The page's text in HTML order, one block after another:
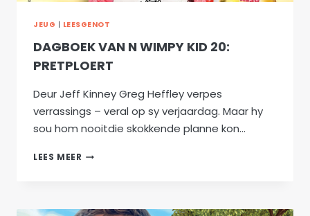
JEUG | LEESGENOT
DAGBOEK VAN N WIMPY KID 20:
PRETPLOERT
Deur Jeff Kinney Greg Heffley verpes
verrassings – veral op sy verjaardag. Maar hy
sou hom nooitdie skokkende planne kon…
LEES MEER DAGBOEK
KID